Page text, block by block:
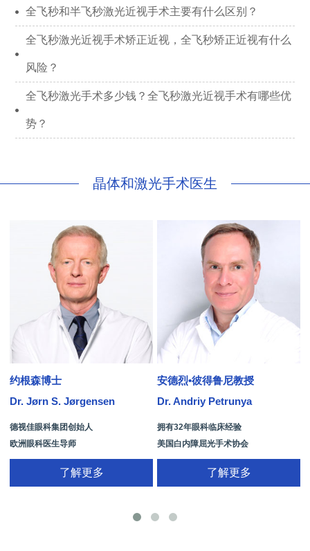
全飞秒和半飞秒激光近视手术主要有什么区别？
全飞秒激光近视手术矫正近视，全飞秒矫正近视有什么
风险？
全飞秒激光手术多少钱？全飞秒激光近视手术有哪些优
势？
晶体和激光手术医生
约根森博士
Dr. Jørn S. Jørgensen
德视佳眼科集团创始人
欧洲眼科医生导师
拥有35年眼科从业经历
了解更多
安德烈•彼得鲁尼教授
Dr. Andriy Petrunya
拥有32年眼科临床经验
美国白内障屈光手术协会
国际屈光手术协会(ISRS)
26项发明专利[青光眼手术/葡萄膜炎/斜
了解更多